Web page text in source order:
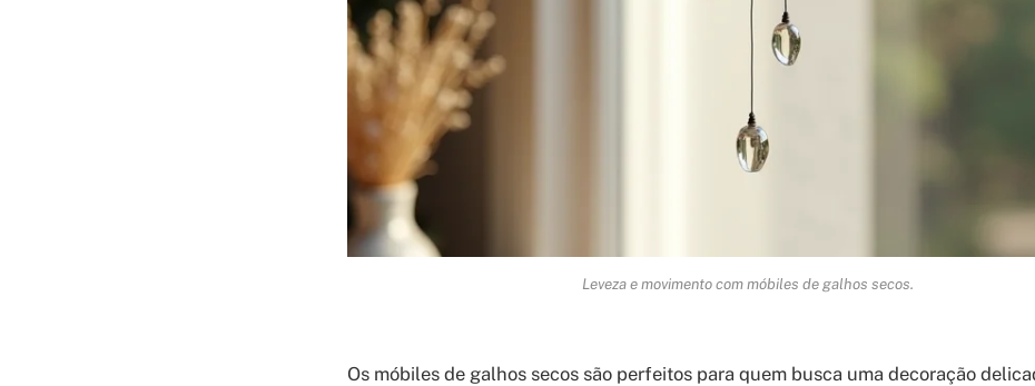
Leveza e movimento com móbiles de galhos secos.
Os móbiles de galhos secos são perfeitos para quem busca uma decoração